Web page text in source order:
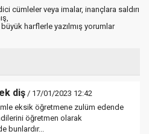
cümleler veya imalar, inançlara saldırı
harflerle yazılmış yorumlar
diş / 17/01/2023 12:42
eksik öğretmene zulüm edende
öğretmen olarak
bunlardır...